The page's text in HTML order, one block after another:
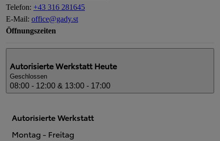
Telefon: +43 316 281645
E-Mail: office@gady.st
Öffnungszeiten
Autorisierte Werkstatt Heute
Geschlossen
08:00 - 12:00 & 13:00 - 17:00
Autorisierte Werkstatt
Montag - Freitag